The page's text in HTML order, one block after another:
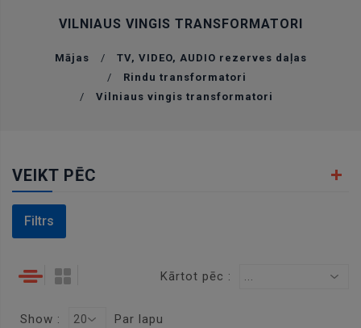
VILNIAUS VINGIS TRANSFORMATORI
Mājas /
TV, VIDEO, AUDIO rezerves daļas
/
Rindu transformatori
/
Vilniaus vingis transformatori
VEIKT PĒC
Filtrs
Kārtot pēc : ...
Show : 20 Par lapu